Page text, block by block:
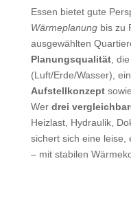
Essen bietet gute
Wärmeplanungbis zu
ausgewählten
Planungsqualität, die
(Luft/Erde/Wasser), ein
Aufstellkonzept
Wer drei
Heizlast, Hydraulik,
sichert sich eine leise,
– mit stabilen